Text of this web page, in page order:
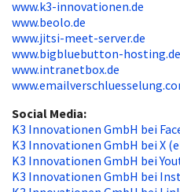
www.k3-innovationen.de
www.beolo.de
www.jitsi-meet-server.de
www.bigbluebutton-hosting.de
www.intranetbox.de
Social Media:
K3 Innovationen GmbH bei
K3 Innovationen GmbH bei X
K3 Innovationen GmbH bei
K3 Innovationen GmbH bei